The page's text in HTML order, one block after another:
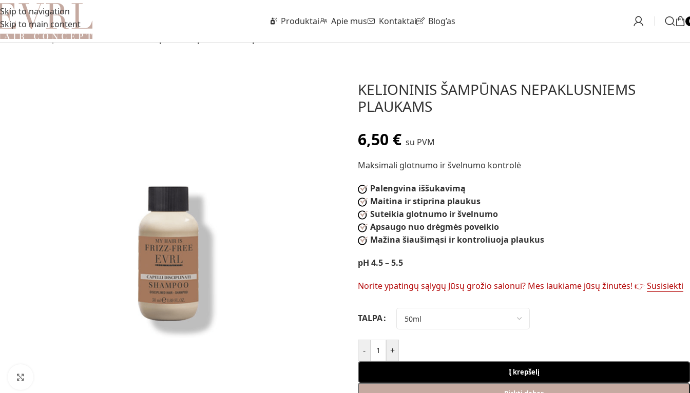
Skip to navigation
Skip to main content
Produktai
Apie mus Kontaktai Blog’as
Pradžia»Kiti produktai»
KELIONINIS ŠAMPŪNAS NEPAKLUSNIEMS
PLAUKAMS
6,50 € su PVM
Maksimali glotnumo ir švelnumo kontrolė
Palengvina iššukavimą
Maitina ir stiprina plaukus
Suteikia glotnumo ir švelnumo
Apsaugo nuo drėgmės poveikio
Mažina šiaušimąsi ir kontroliuoja plaukus
pH 4.5 – 5.5
Norite ypatingų sąlygų Jūsų grožio salonui? Mes laukiame jūsų žinutės! 👉 Susisiekti
TALPA
- +
Į krepšelį